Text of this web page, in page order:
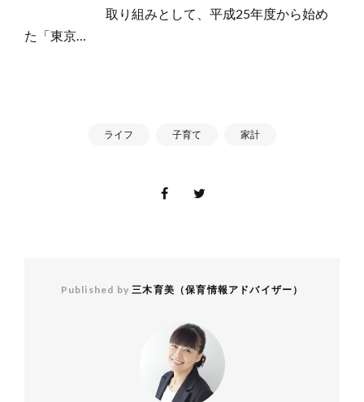
取り組みとして、平成25年度から始め
た「東京…
ライフ 子育て 家計
Published by 三木育美（保育情報アドバイザー）